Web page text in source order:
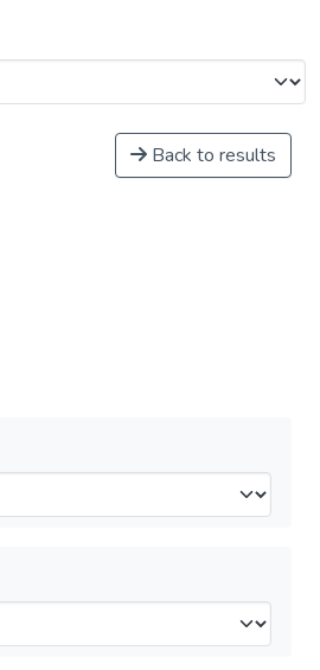
Back to results